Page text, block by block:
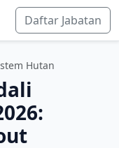
Daftar Jabatan
Hutan